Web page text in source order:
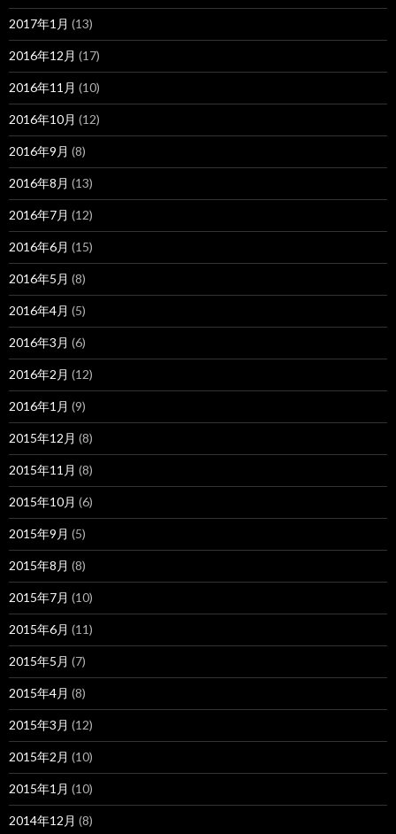
2017年1月 (13)
2016年12月 (17)
2016年11月 (10)
2016年10月 (12)
2016年9月 (8)
2016年8月 (13)
2016年7月 (12)
2016年6月 (15)
2016年5月 (8)
2016年4月 (5)
2016年3月 (6)
2016年2月 (12)
2016年1月 (9)
2015年12月 (8)
2015年11月 (8)
2015年10月 (6)
2015年9月 (5)
2015年8月 (8)
2015年7月 (10)
2015年6月 (11)
2015年5月 (7)
2015年4月 (8)
2015年3月 (12)
2015年2月 (10)
2015年1月 (10)
2014年12月 (8)